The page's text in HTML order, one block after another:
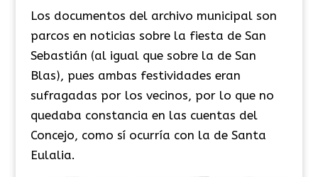
Los documentos del archivo municipal son
parcos en noticias sobre la fiesta de San
Sebastián (al igual que sobre la de San
Blas), pues ambas festividades eran
sufragadas por los vecinos, por lo que no
quedaba constancia en las cuentas del
Concejo, como sí ocurría con la de Santa
Eulalia.